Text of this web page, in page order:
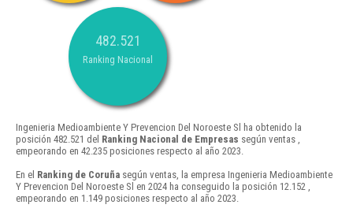
482.521
Ranking Nacional
Ingenieria Medioambiente Y Prevencion Del Noroeste Sl ha obtenido la
posición 482.521 del Ranking Nacional de Empresas según ventas ,
empeorando en 42.235 posiciones respecto al año 2023.
En el Ranking de Coruña según ventas, la empresa Ingenieria Medioambiente
Y Prevencion Del Noroeste Sl en 2024 ha conseguido la posición 12.152 ,
empeorando en 1.149 posiciones respecto al año 2023.